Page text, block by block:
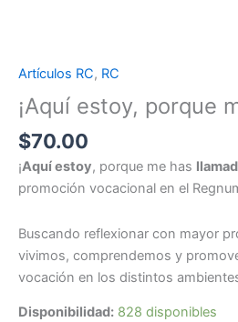
Artículos RC, RC
¡Aquí estoy, porque
$70.00
¡Aquí estoy, porque me has
promoción vocacional en el
Buscando reflexionar con mayor
vivimos, comprendemos y
vocación en los distintos
Disponibilidad: 828 disponibles
¡Aquí
estoy,
porque
me
has
llamado!